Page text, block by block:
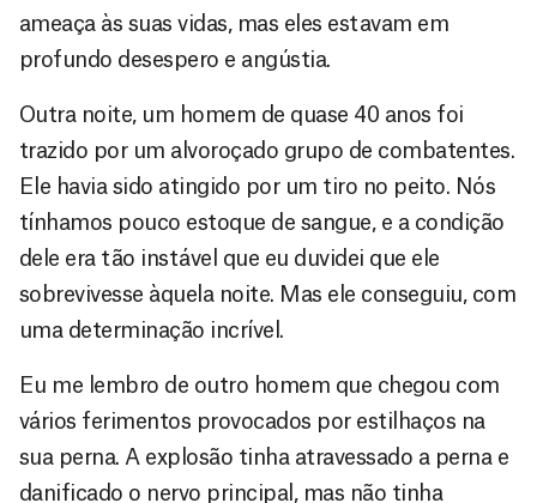
ameaça às suas vidas, mas eles estavam em
profundo desespero e angústia.
Outra noite, um homem de quase 40 anos foi
trazido por um alvoroçado grupo de combatentes.
Ele havia sido atingido por um tiro no peito. Nós
tínhamos pouco estoque de sangue, e a condição
dele era tão instável que eu duvidei que ele
sobrevivesse àquela noite. Mas ele conseguiu, com
uma determinação incrível.
Eu me lembro de outro homem que chegou com
vários ferimentos provocados por estilhaços na
sua perna. A explosão tinha atravessado a perna e
danificado o nervo principal, mas não tinha